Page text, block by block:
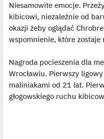
Niesamowite emocje.
kibicowi, niezależnie od
okazji żeby oglądać
wspomnienie, które zostaje
Nagroda pocieszenia dla
Wrocławiu. Pierwszy
maliniakami od 21 lat.
głogowskiego ruchu